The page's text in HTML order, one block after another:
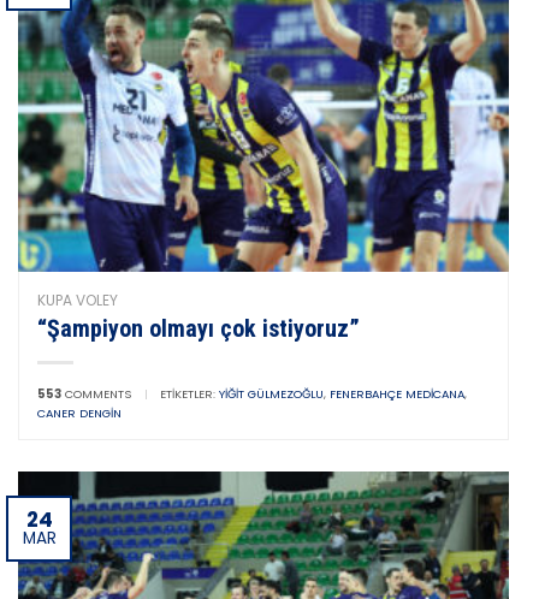
KUPA VOLEY
“Şampiyon olmayı çok istiyoruz”
553 COMMENTS | ETIKETLER: YIĞIT GÜLMEZOĞLU, FENERBAHÇE MEDICANA,
CANER DENGIN
24
MAR